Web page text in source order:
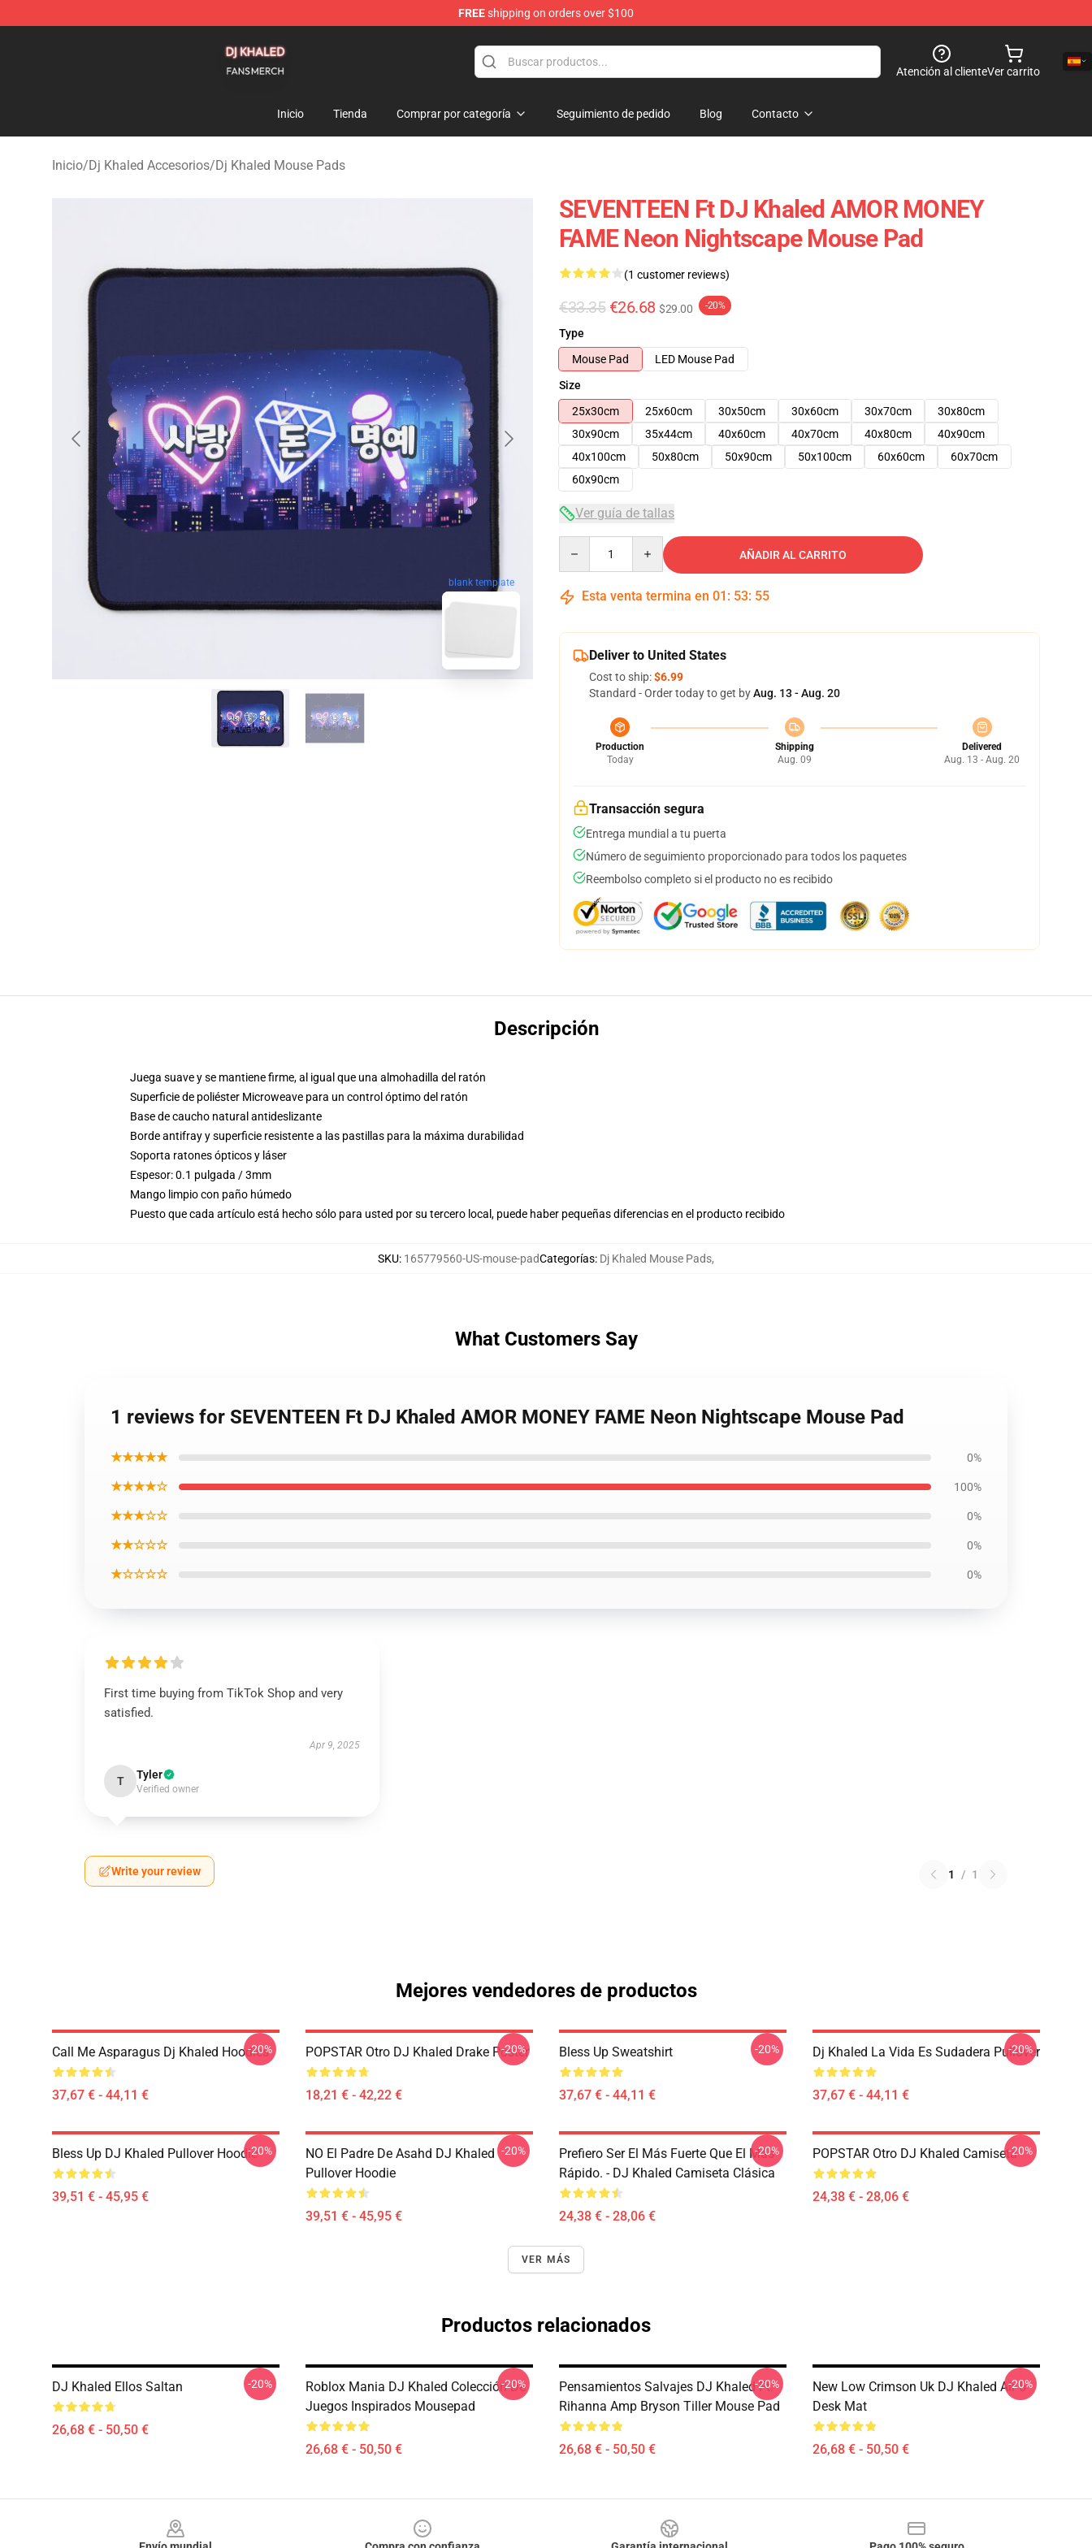
FREEshipping on orders over $100
Atención al clienteVer carrito
Inicio Tienda Comprar por categoría Seguimiento de pedido Blog Contacto
Inicio/Dj Khaled Accesorios/Dj Khaled Mouse Pads
blank template
SEVENTEEN Ft DJ Khaled AMOR MONEY
FAME Neon Nightscape Mouse Pad
(1 customer reviews)
€33.35 €26.68 $29.00 -20%
Type
Mouse Pad
LED Mouse Pad
Size
25x30cm
25x60cm 30x50cm 30x60cm 30x70cm
30x80cm
30x90cm
35x44cm 40x60cm 40x70cm 40x80cm
40x90cm
40x100cm
50x80cm 50x90cm 50x100cm 60x60cm
60x70cm
60x90cm
Ver guía de tallas
AÑADIR AL CARRITO
Esta venta termina en 01 : 53: 54
Deliver to United States
Cost to ship:$6.99
Standard - Order today to get byAug. 13 - Aug. 20
Production
Today
Shipping
Aug. 09
Delivered
Aug. 13 - Aug. 20
Transacción segura
Entrega mundial a tu puerta
Número de seguimiento proporcionado para todos los paquetes
Reembolso completo si el producto no es recibido
Descripción
Juega suave y se mantiene firme, al igual que una almohadilla del ratón
Superficie de poliéster Microweave para un control óptimo del ratón
Base de caucho natural antideslizante
Borde antifray y superficie resistente a las pastillas para la máxima durabilidad
Soporta ratones ópticos y láser
Espesor: 0.1 pulgada / 3mm
Mango limpio con paño húmedo
Puesto que cada artículo está hecho sólo para usted por su tercero local, puede haber pequeñas diferencias en el producto recibido
SKU: 165779560-US-mouse-padCategorías: Dj Khaled Mouse Pads,
What Customers Say
1 reviews for SEVENTEEN Ft DJ Khaled AMOR MONEY FAME Neon Nightscape Mouse Pad
★★★★★ 0%
★★★★☆ 100%
★★★☆☆ 0%
★★☆☆☆ 0%
★☆☆☆☆ 0%
First time buying from TikTok Shop and very
satisfied.
Apr 9, 2025
T Tyler
Verified owner
Write your review 1 / 1
Mejores vendedores de productos
Call Me Asparagus Dj Khaled Hoodies
37,67 € - 44,11 €
-20% POPSTAR Otro DJ Khaled Drake Poster
18,21 € - 42,22 €
-20% Bless Up Sweatshirt
37,67 € - 44,11 €
-20% Dj Khaled La Vida Es Sudadera Pullover
37,67 € - 44,11 €
-20%
Bless Up DJ Khaled Pullover Hoodie
39,51 € - 45,95 €
-20%
NO El Padre De Asahd DJ Khaled
Pullover Hoodie
39,51 € - 45,95 €
-20%
Prefiero Ser El Más Fuerte Que El Más
Rápido. - DJ Khaled Camiseta Clásica
24,38 € - 28,06 €
-20% POPSTAR Otro DJ Khaled Camiseta
24,38 € - 28,06 €
-20%
VER MÁS
Productos relacionados
DJ Khaled Ellos Saltan
26,68 € - 50,50 €
-20%
Roblox Mania DJ Khaled Colección De
Juegos Inspirados Mousepad
26,68 € - 50,50 €
-20%
Pensamientos Salvajes DJ Khaled Ft.
Rihanna Amp Bryson Tiller Mouse Pad
26,68 € - 50,50 €
-20%
New Low Crimson Uk DJ Khaled Air 5
Desk Mat
26,68 € - 50,50 €
-20%